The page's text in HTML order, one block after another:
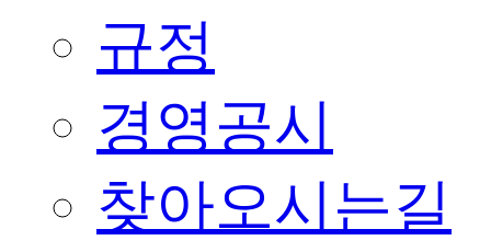
규정
경영공시
찾아오시는길